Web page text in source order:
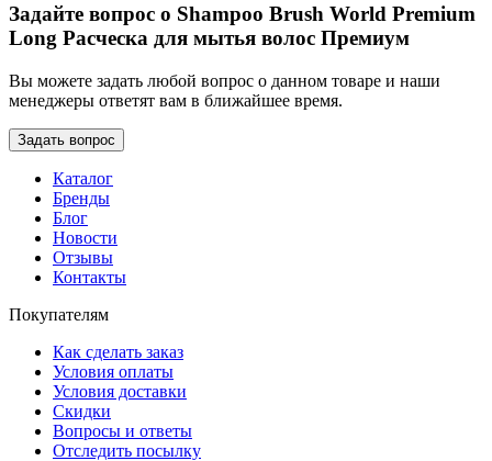
Задайте вопрос о Shampoo Brush World Premium
Long Расческа для мытья волос Премиум
Вы можете задать любой вопрос о данном товаре и наши
менеджеры ответят вам в ближайшее время.
Каталог
Бренды
Блог
Новости
Отзывы
Контакты
Покупателям
Как сделать заказ
Условия оплаты
Условия доставки
Скидки
Вопросы и ответы
Отследить посылку